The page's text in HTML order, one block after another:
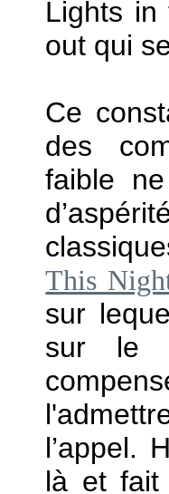
Lights in
out qui
Ce
des
faible
This
sur
sur le
l’appel.
là et fait